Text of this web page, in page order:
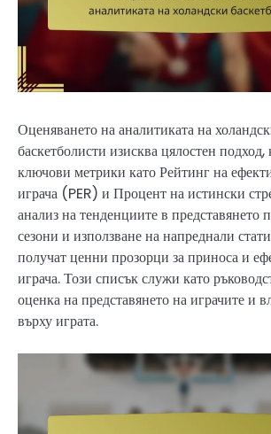
Оценяването на аналитиката на
баскетболисти изисква цялостен
ключови метрики като Рейтинг на
играча (PER) и Процент на истински
анализ на тенденциите в представянето
сезони и използване на напреднали
получат ценни прозорци за приноса и
играча. Този списък служи като
оценка на представянето на играчите и
върху играта.